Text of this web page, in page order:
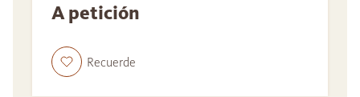
A petición
Recuerde